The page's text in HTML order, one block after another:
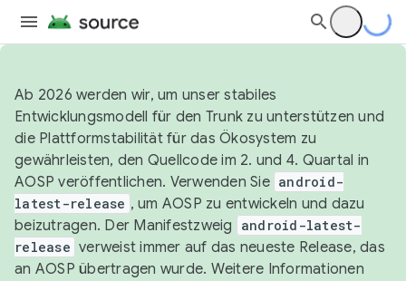
Ab 2026 werden wir, um unser stabiles
Entwicklungsmodell für den Trunk zu unterstützen und
die Plattformstabilität für das Ökosystem zu
gewährleisten, den Quellcode im 2. und 4. Quartal in
AOSP veröffentlichen. Verwenden Sie android-
latest-release , um AOSP zu entwickeln und dazu
beizutragen. Der Manifestzweig
android-latest-
release verweist immer auf das neueste Release, das
an AOSP übertragen wurde. Weitere Informationen